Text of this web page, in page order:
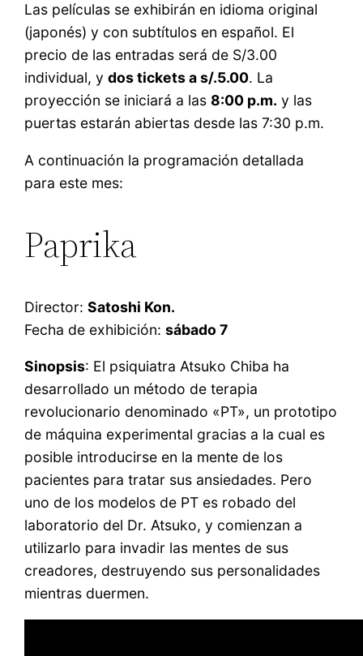
Las películas se exhibirán en idioma original
(japonés) y con subtítulos en español. El
precio de las entradas será de S/3.00
individual, ydos tickets a s/.5.00. La
proyección se iniciará a las8:00 p.m. y las
puertas estarán abiertas desde las 7:30 p.m.
A continuación la programación detallada
para este mes:
Paprika
Director:Satoshi Kon.
Fecha de exhibición:sábado 7
Sinopsis: El psiquiatra Atsuko Chiba ha
desarrollado un método de terapia
revolucionario denominado «PT», un prototipo
de máquina experimental gracias a la cual es
posible introducirse en la mente de los
pacientes para tratar sus ansiedades. Pero
uno de los modelos de PT es robado del
laboratorio del Dr. Atsuko, y comienzan a
utilizarlo para invadir las mentes de sus
creadores, destruyendo sus personalidades
mientras duermen.